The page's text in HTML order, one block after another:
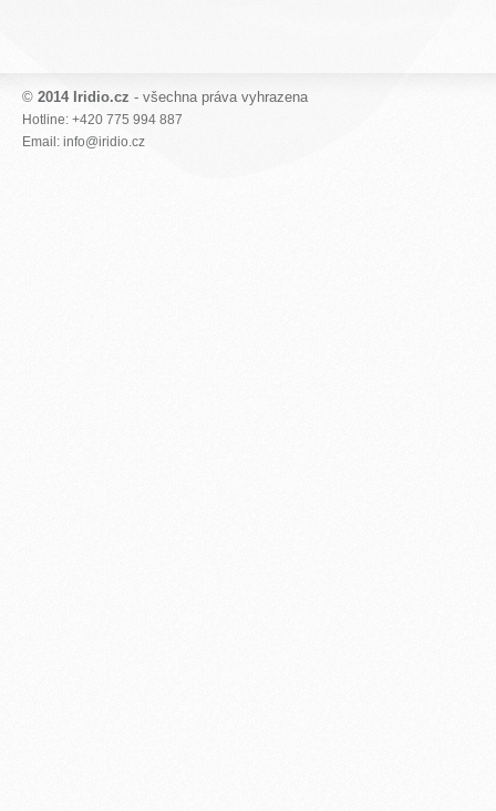
© 2014 Iridio.cz - všechna práva vyhrazena
Hotline: +420 775 994 887
Email: info@iridio.cz